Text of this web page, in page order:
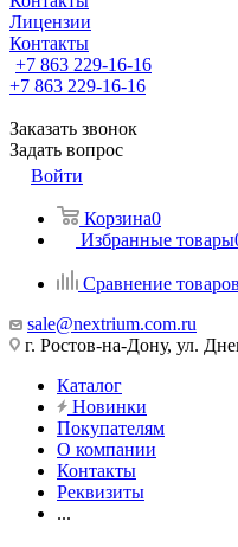
Лицензии
Контакты
+7 863 229-16-16
+7 863 229-16-16
Заказать звонок
Задать вопрос
Войти
Корзина0
Избранные товары
Сравнение товаров
sale@nextrium.com.ru
г. Ростов-на-Дону, ул.
Каталог
Новинки
Покупателям
О компании
Контакты
Реквизиты
...